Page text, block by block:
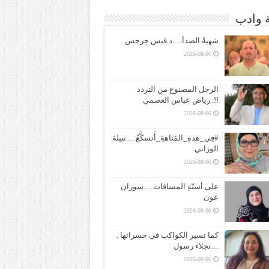
وادب
شهيةُ الصدأ….د.قيس جرجس
2026-08-06
الرجل المصنوع من التردد
!!..رياض عباس العصمي
2026-08-06
#فِي_هَذهِ_المَتاهةِ_أَتسكَّعُ….نبيلة
الوزاني
2026-08-06
على أسنّةِ المسافات….سوزان
عون
2026-08-06
كما تسير الكواكب في حسراتها .
…نجلاء رسول
2026-08-06